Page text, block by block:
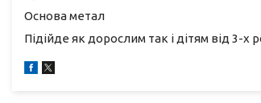
Основа метал
Підійде як дорослим так і дітям від 3-х